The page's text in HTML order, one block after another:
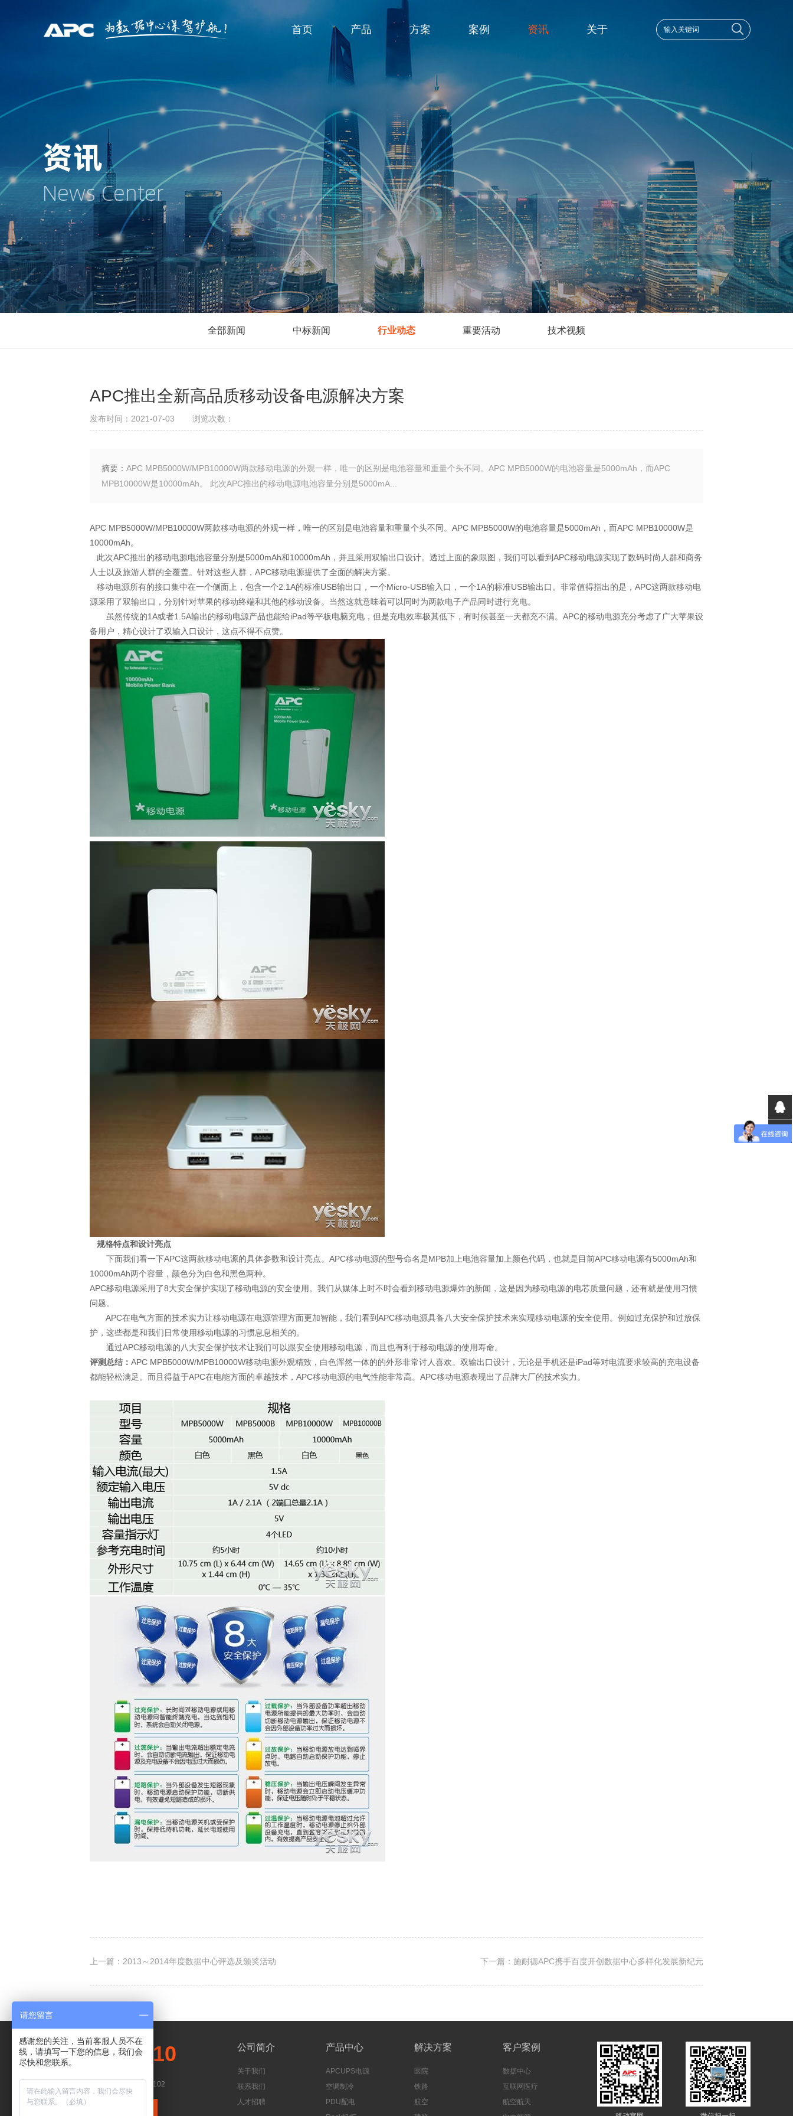
首页 产品 方案 案例 资讯 关于
资讯
News Center
全部新闻 中标新闻 行业动态 重要活动 技术视频
APC推出全新高品质移动设备电源解决方案
发布时间：2021-07-03 浏览次数：
摘要： APC MPB5000W/MPB10000W两款移动电源的外观一样，唯一的区别是电池容量和重量个头不同。APC MPB5000W的电池容量是5000mAh，而APC
MPB10000W是10000mAh。 此次APC推出的移动电源电池容量分别是5000mA...
APC MPB5000W/MPB10000W两款移动电源的外观一样，唯一的区别是电池容量和重量个头不同。APC MPB5000W的电池容量是5000mAh，而APC MPB10000W是
10000mAh。
此次APC推出的移动电源电池容量分别是5000mAh和10000mAh，并且采用双输出口设计。透过上面的象限图，我们可以看到APC移动电源实现了数码时尚人群和商务
人士以及旅游人群的全覆盖。针对这些人群，APC移动电源提供了全面的解决方案。
移动电源所有的接口集中在一个侧面上，包含一个2.1A的标准USB输出口，一个Micro-USB输入口，一个1A的标准USB输出口。非常值得指出的是，APC这两款移动电
源采用了双输出口，分别针对苹果的移动终端和其他的移动设备。当然这就意味着可以同时为两款电子产品同时进行充电。
虽然传统的1A或者1.5A输出的移动电源产品也能给iPad等平板电脑充电，但是充电效率极其低下，有时候甚至一天都充不满。APC的移动电源充分考虑了广大苹果设
备用户，精心设计了双输入口设计，这点不得不点赞。
规格特点和设计亮点
下面我们看一下APC这两款移动电源的具体参数和设计亮点。APC移动电源的型号命名是MPB加上电池容量加上颜色代码，也就是目前APC移动电源有5000mAh和
10000mAh两个容量，颜色分为白色和黑色两种。
APC移动电源采用了8大安全保护实现了移动电源的安全使用。我们从媒体上时不时会看到移动电源爆炸的新闻，这是因为移动电源的电芯质量问题，还有就是使用习惯
问题。
APC在电气方面的技术实力让移动电源在电源管理方面更加智能，我们看到APC移动电源具备八大安全保护技术来实现移动电源的安全使用。例如过充保护和过放保
护，这些都是和我们日常使用移动电源的习惯息息相关的。
通过APC移动电源的八大安全保护技术让我们可以跟安全使用移动电源，而且也有利于移动电源的使用寿命。
评测总结： APC MPB5000W/MPB10000W移动电源外观精致，白色浑然一体的的外形非常讨人喜欢。双输出口设计，无论是手机还是iPad等对电流要求较高的充电设备
都能轻松满足。而且得益于APC在电能方面的卓越技术，APC移动电源的电气性能非常高。APC移动电源表现出了品牌大厂的技术实力。
上一篇：2013～2014年度数据中心评选及颁奖活动 下一篇：施耐德APC携手百度开创数据中心多样化发展新纪元
400-018-5510
北京市海淀区上地辉煌国际B座102
公司简介
关于我们
联系我们
人才招聘
产品中心
APCUPS电源
空调制冷
PDU配电
解决方案
医院
铁路
航空
客户案例
数据中心
互联网医疗
航空航天
请您留言
感谢您的关注，当前客服人员不在
线，请填写一下您的信息，我们会
尽快和您联系。